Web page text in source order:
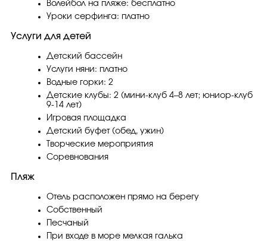
Волейбол на пляже: бесплатно
Уроки серфинга: платно
Услуги для детей
Детский бассейн
Услуги няни: платно
Водные горки: 2
Детские клубы: 2 (мини-клуб 4–8 лет; юниор-клуб
9-14 лет)
Игровая площадка
Детский буфет (обед, ужин)
Творческие мероприятия
Соревнования
Пляж
Отель расположен прямо на берегу
Собственный
Песчаный
При входе в море мелкая галька